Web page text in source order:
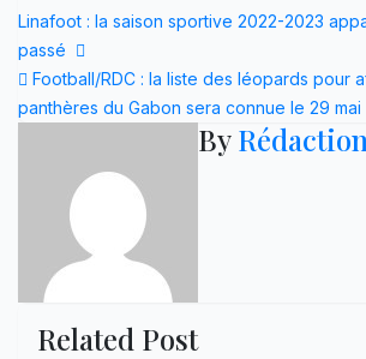
Navigation
de
l’article
Linafoot : la saison sportive 2022-2023
passé
Football/RDC : la liste des léopards pour
panthères du Gabon sera connue le 29 mai
ByRédaction
Related Post